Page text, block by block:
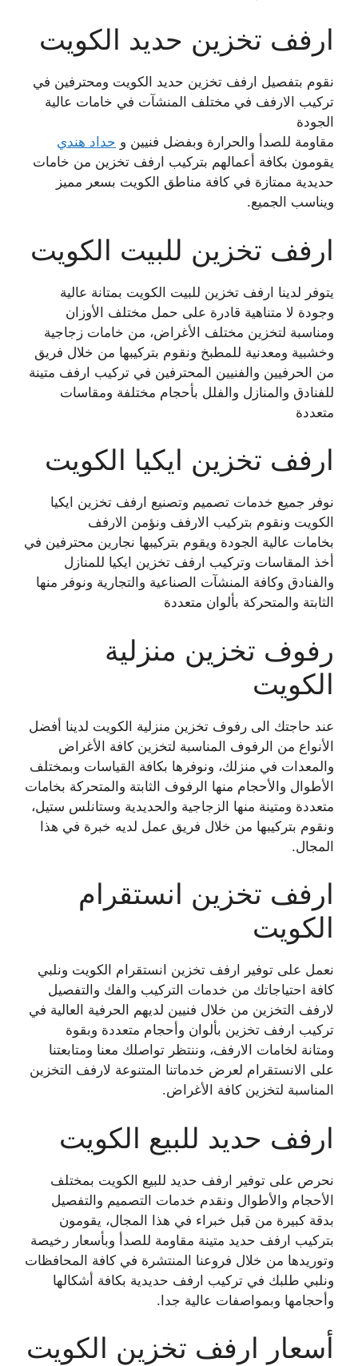
ارفف تخزين حديد الكويت
نقوم بتفصيل ارفف تخزين حديد الكويت ومحترفين في
تركيب الارفف في مختلف المنشآت في خامات عالية
الجودة
مقاومة للصدأ والحرارة وبفضل فنيين و حداد هندي
يقومون بكافة أعمالهم بتركيب ارفف تخزين من خامات
حديدية ممتازة في كافة مناطق الكويت بسعر مميز
ويناسب الجميع.
ارفف تخزين للبيت الكويت
يتوفر لدينا ارفف تخزين للبيت الكويت بمتانة عالية
وجودة لا متناهية قادرة على حمل مختلف الأوزان
ومناسبة لتخزين مختلف الأغراض، من خامات زجاجية
وخشبية ومعدنية للمطبخ ونقوم بتركيبها من خلال فريق
من الحرفيين والفنيين المحترفين في تركيب ارفف متينة
للفنادق والمنازل والفلل بأحجام مختلفة ومقاسات
متعددة
ارفف تخزين ايكيا الكويت
نوفر جميع خدمات تصميم وتصنيع ارفف تخزين ايكيا
الكويت ونقوم بتركيب الارفف ونؤمن الارفف
بخامات عالية الجودة ويقوم بتركيبها نجارين محترفين في
أخذ المقاسات وتركيب ارفف تخزين ايكيا للمنازل
والفنادق وكافة المنشآت الصناعية والتجارية ونوفر منها
الثابتة والمتحركة بألوان متعددة
رفوف تخزين منزلية
الكويت
عند حاجتك الى رفوف تخزين منزلية الكويت لدينا أفضل
الأنواع من الرفوف المناسبة لتخزين كافة الأغراض
والمعدات في منزلك، ونوفرها بكافة القياسات وبمختلف
الأطوال والأحجام منها الرفوف الثابتة والمتحركة بخامات
متعددة ومتينة منها الزجاجية والحديدية وستانلس ستيل،
ونقوم بتركيبها من خلال فريق عمل لديه خبرة في هذا
المجال.
ارفف تخزين انستقرام
الكويت
نعمل على توفير ارفف تخزين انستقرام الكويت ونلبي
كافة احتياجاتك من خدمات التركيب والفك والتفصيل
لارفف التخزين من خلال فنيين لديهم الحرفية العالية في
تركيب ارفف تخزين بألوان وأحجام متعددة وبقوة
ومتانة لخامات الارفف، وننتظر تواصلك معنا ومتابعتنا
على الانستقرام لعرض خدماتنا المتنوعة لارفف التخزين
المناسبة لتخزين كافة الأغراض.
ارفف حديد للبيع الكويت
نحرص على توفير ارفف حديد للبيع الكويت بمختلف
الأحجام والأطوال ونقدم خدمات التصميم والتفصيل
بدقة كبيرة من قبل خبراء في هذا المجال، يقومون
بتركيب ارفف حديد متينة مقاومة للصدأ وبأسعار رخيصة
وتوريدها من خلال فروعنا المنتشرة في كافة المحافظات
ونلبي طلبك في تركيب ارفف حديدية بكافة أشكالها
وأحجامها وبمواصفات عالية جدا.
أسعار ارفف تخزين الكويت